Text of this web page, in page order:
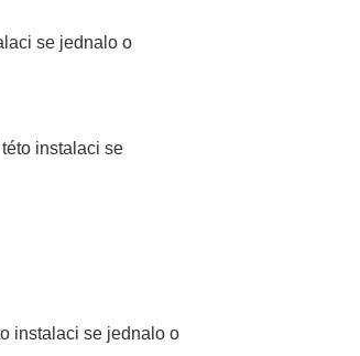
se jednalo o
instalaci se
instalaci se jednalo o